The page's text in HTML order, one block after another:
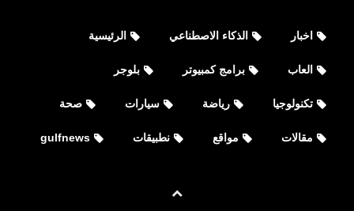
اخبار الذكاء الاصطناعي الرئيسية
العاب برامج كمبيوتر بلوجر
تكنولوجيا رياضة سيارات صحة
مقالات مواقع نطبيقات gulfnews